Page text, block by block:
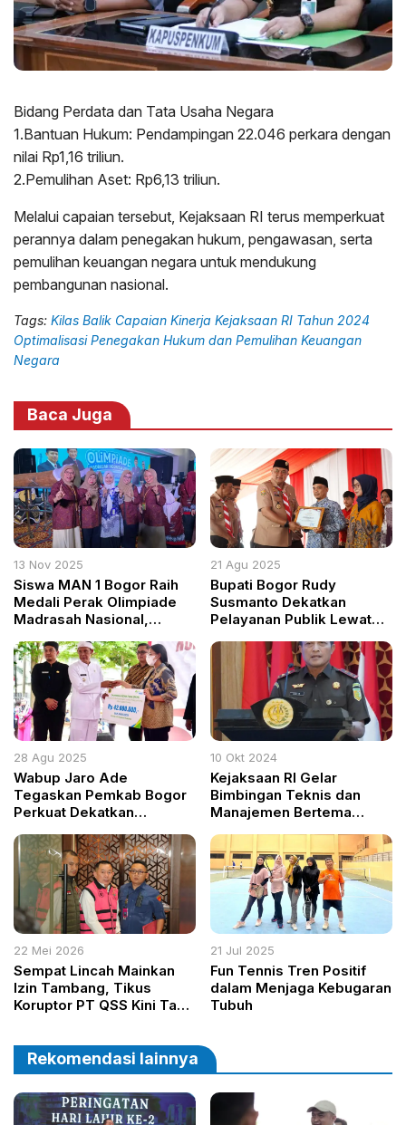
Bidang Perdata dan Tata Usaha Negara
1.Bantuan Hukum: Pendampingan 22.046 perkara dengan
nilai Rp1,16 triliun.
2.Pemulihan Aset: Rp6,13 triliun.
Melalui capaian tersebut, Kejaksaan RI terus memperkuat
perannya dalam penegakan hukum, pengawasan, serta
pemulihan keuangan negara untuk mendukung
pembangunan nasional.
Tags: Kilas Balik Capaian Kinerja Kejaksaan RI Tahun 2024
Optimalisasi Penegakan Hukum dan Pemulihan Keuangan
Negara
Baca Juga
13 Nov 2025
Siswa MAN 1 Bogor Raih
Medali Perak Olimpiade
Madrasah Nasional,
dan Nilai Islam
21 Agu 2025
Bupati Bogor Rudy
Susmanto Dekatkan
Pelayanan Publik Lewat
Kecamatan Sukaraja
dalam Rangka HUT RI ke-
28 Agu 2025
Wabup Jaro Ade
Tegaskan Pemkab Bogor
Perkuat Dekatkan
Rangkaian Kegiatan HUT
RI ke-80 di Kecamatan
Parung
10 Okt 2024
Kejaksaan RI Gelar
Bimbingan Teknis dan
Manajemen Bertema
Strategi Komunikasi
Efektif
22 Mei 2026
Sempat Lincah Mainkan
Izin Tambang, Tikus
Koruptor PT QSS Kini Tak
21 Jul 2025
Fun Tennis Tren Positif
dalam Menjaga Kebugaran
Tubuh
Rekomendasi lainnya